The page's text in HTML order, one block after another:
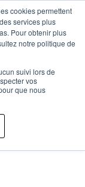
cookies permettent
services plus
Pour obtenir plus
notre politique de
suivi lors de
vos
que nous
Vosges
à
2026